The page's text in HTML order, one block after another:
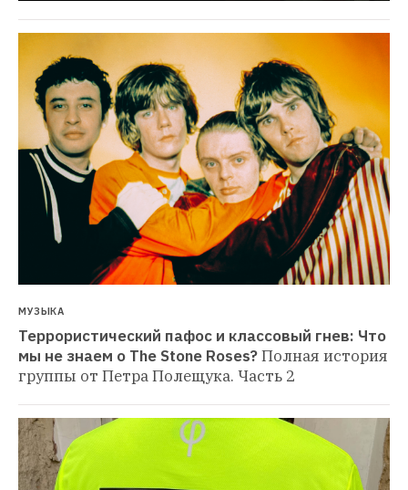
МУЗЫКА
Террористический пафос и классовый гнев: Что
мы не знаем о The Stone Roses?Полная история
группы от Петра Полещука. Часть 2